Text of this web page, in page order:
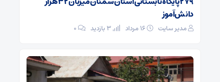
دانش‌آموز
مدیر سایت ۰